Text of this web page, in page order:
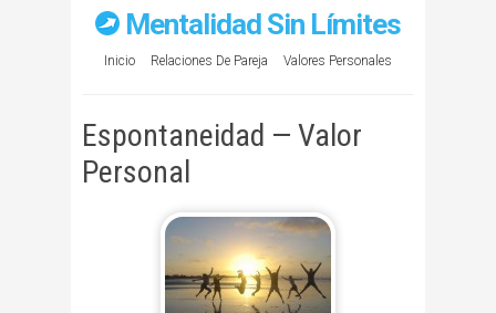
Mentalidad Sin Límites
Inicio Relaciones De Pareja Valores Personales
Espontaneidad — Valor
Personal